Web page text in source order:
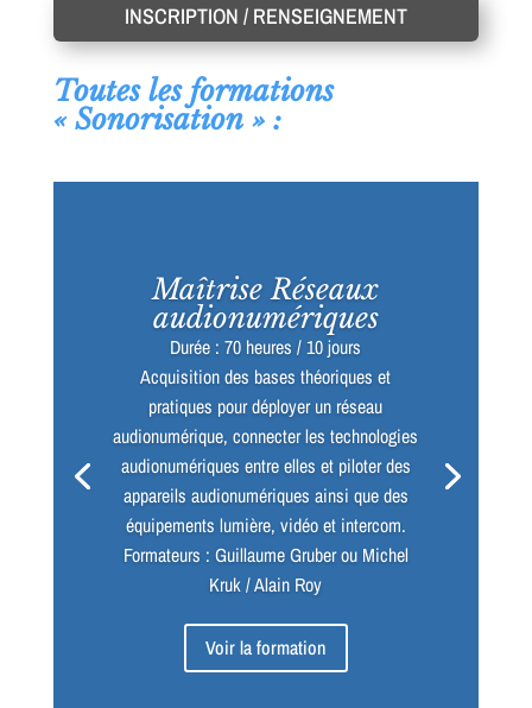
INSCRIPTION / RENSEIGNEMENT
Toutes les formations
« Sonorisation » :
Maîtrise Réseaux
audionumériques
Durée : 70 heures / 10 jours
Acquisition des bases théoriques et
pratiques pour déployer un réseau
audionumérique, connecter les technologies
audionumériques entre elles et piloter des
appareils audionumériques ainsi que des
équipements lumière, vidéo et intercom.
Formateurs : Guillaume Gruber ou Michel
Kruk / Alain Roy
Voir la formation